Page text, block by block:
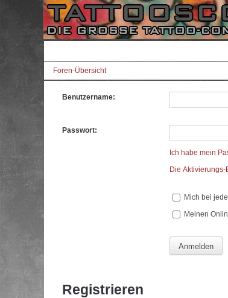
Foren-Übersicht
Benutzername:
Passwort:
Ich habe mein
Die
Mich bei
Meinen
Registrieren